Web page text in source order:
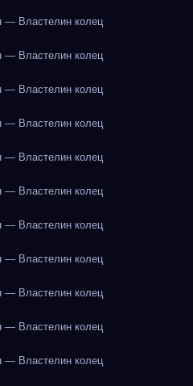
— Властелин колец
— Властелин колец
— Властелин колец
— Властелин колец
— Властелин колец
— Властелин колец
— Властелин колец
— Властелин колец
— Властелин колец
— Властелин колец
— Властелин колец